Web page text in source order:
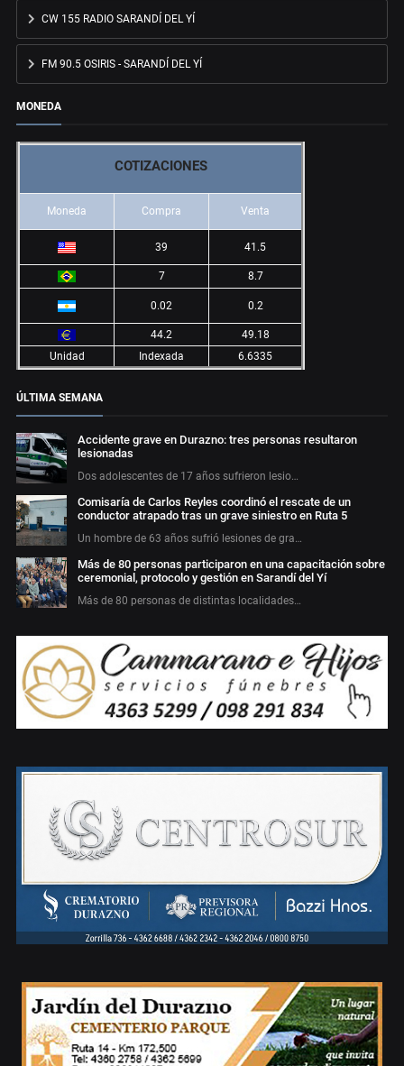
CW 155 RADIO SARANDÍ DEL YÍ
FM 90.5 OSIRIS - SARANDÍ DEL YÍ
MONEDA
COTIZACIONES
Moneda Compra Venta
39 41.5
7 8.7
0.02 0.2
44.2
49.18
Unidad
Indexada 6.6335
ÚLTIMA SEMANA
Accidente grave en Durazno: tres personas resultaron
lesionadas
Dos adolescentes de 17 años sufrieron lesio…
Comisaría de Carlos Reyles coordinó el rescate de un
conductor atrapado tras un grave siniestro en Ruta 5
Un hombre de 63 años sufrió lesiones de gra…
Más de 80 personas participaron en una capacitación sobre
ceremonial, protocolo y gestión en Sarandí del Yí
Más de 80 personas de distintas localidades…